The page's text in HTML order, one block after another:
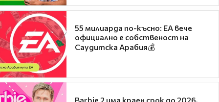
55 милиарда по-късно: EA вече
официално е собственост на
Саудитска Арабия💰
Barbie 2 има краен срок до 2026,